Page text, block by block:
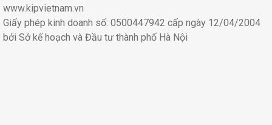
www.kipvietnam.vn
Giấy phép kinh doanh số: 0500447942 cấp ngày 12/04/2004
bởi Sở kế hoạch và Đầu tư thành phố Hà Nội